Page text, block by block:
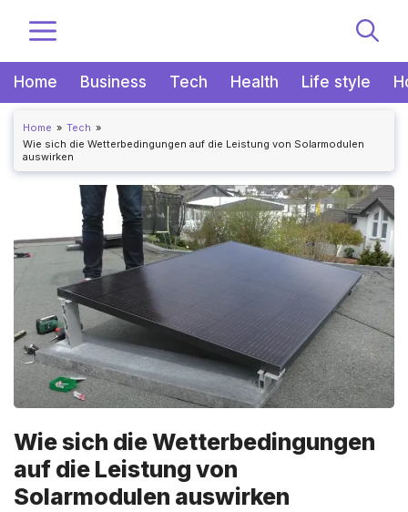
Inhalt
MENÜ
Home Business Tech Health Life style
Home
Tech
Wie sich die Wetterbedingungen auf die Leistung von Solarmodulen
auswirken
Wie sich die Wetterbedingungen
auf die Leistung von
Solarmodulen auswirken